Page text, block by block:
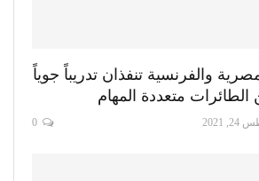
والفرنسية تنفذان تدريباً جوياً
متعددة المهام
2021